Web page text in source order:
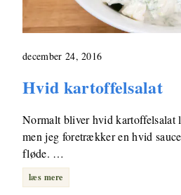
december 24, 2016
Hvid kartoffelsalat
Normalt bliver hvid kartoffelsalat
men jeg foretrækker en hvid
fløde. …
læs mere